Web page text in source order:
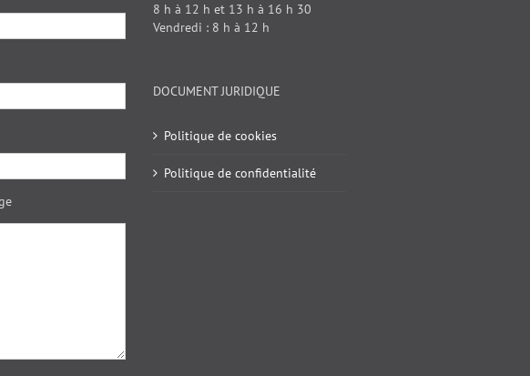
8 h à 12 h et 13 h à 16 h 30
Vendredi : 8 h à 12 h
DOCUMENT JURIDIQUE
Politique de cookies
Politique de confidentialité